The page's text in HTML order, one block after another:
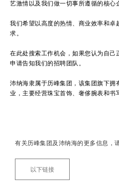
艺激情以及我们做一切事所遵循的核心
我们希望以高度的热情、商业效率和卓
求。
在此处搜索工作机会，如果您认为自己
申请告知我们的招聘团队。
沛纳海隶属于历峰集团，该集团旗下拥
业，主要经营珠宝首饰、奢侈腕表和书
有关历峰集团及沛纳海的更多信息，
以下链接